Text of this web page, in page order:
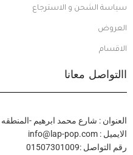
سياسة الشحن و الاسترجاع
العروض
الاقسام
االتواصل معانا
العنوان : شارع محمد ابرهيم -المنطقه
الايميل : info@lap-pop.com
رقم التواصل :01507301009